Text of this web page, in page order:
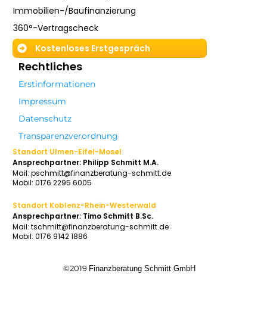
Immobilien-/Baufinanzierung
360°-Vertragscheck
Kostenloses Erstgespräch
Rechtliches
Erstinformationen
Impressum
Datenschutz
Transparenzverordnung
Standort Ulmen-Eifel-Mosel
Ansprechpartner: Philipp Schmitt M.A.
Mail: pschmitt@finanzberatung-schmitt.de
Mobil: 0176 2295 6005
Standort Koblenz-Rhein-Westerwald
Ansprechpartner: Timo Schmitt B.Sc.
Mail: tschmitt@finanzberatung-schmitt.de
Mobil: 0176 9142 1886
©2019 Finanzberatung Schmitt GmbH